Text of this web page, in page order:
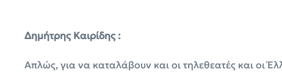
Δημήτρης Καιρίδης :
Απλώς, για να καταλάβουν και οι τηλεθεατές και οι